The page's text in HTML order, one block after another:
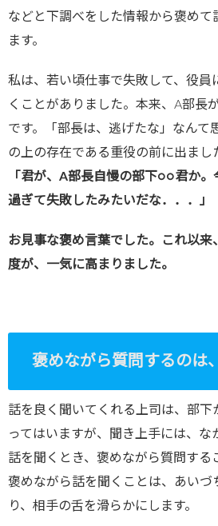
などと下調べをした情報から褒めて
ます。
私は、若い頃仕事で失敗して、役員
くことがありました。本来、A部長
です。「部長は、逃げたな」なんて
の上の存在である重役の前に出まし
「君が、A部長自慢の部下○○君か
過ぎて失敗したみたいだな．．．」
お見事な褒め言葉でした。これ以
度が、一気に高まりました。
褒めながら質問するのは
話を良く聞いてくれる上司は、部下
ってはいますが、聞き上手には、な
話を聞くとき、褒めながら質問する
褒めながら話を聞くことは、あいづ
り、相手の舌を滑らかにします。